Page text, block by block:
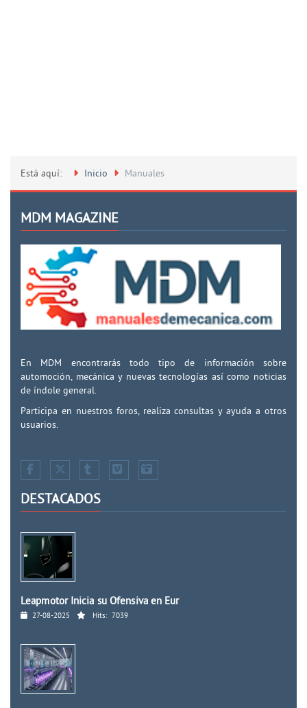
Está aquí: Inicio Manuales
MDM MAGAZINE
En MDM encontrarás todo tipo de información sobre
automoción, mecánica y nuevas tecnologías así como noticias
de índole general.
Participa en nuestros foros, realiza consultas y ayuda a otros
usuarios.
DESTACADOS
Leapmotor Inicia su Ofensiva en Eur
27-08-2025 Hits: 7039